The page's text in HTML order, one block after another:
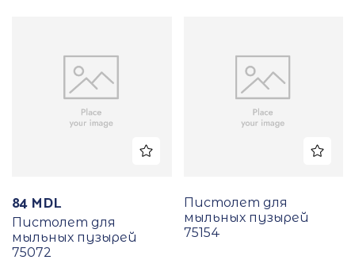
84 MDL
Пистолет для
мыльных пузырей
75072
Пистолет для
мыльных пузырей
75154